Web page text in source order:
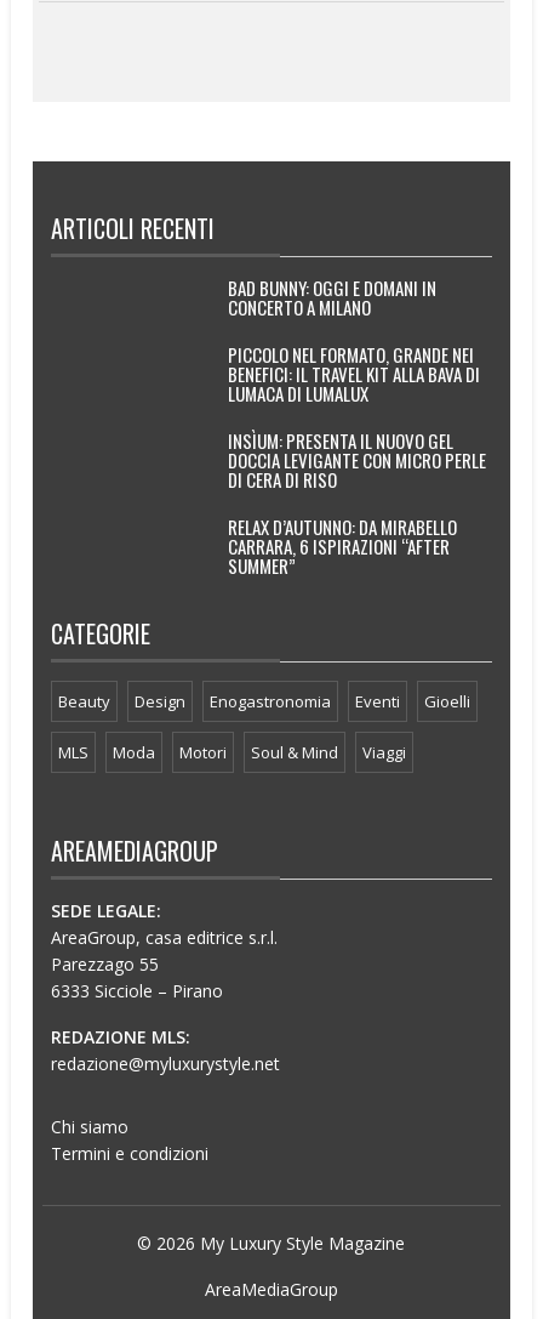
ARTICOLI RECENTI
BAD BUNNY: OGGI E DOMANI IN
CONCERTO A MILANO
PICCOLO NEL FORMATO, GRANDE NEI
BENEFICI: IL TRAVEL KIT ALLA BAVA DI
LUMACA DI LUMALUX
INSÌUM: PRESENTA IL NUOVO GEL
DOCCIA LEVIGANTE CON MICRO PERLE
DI CERA DI RISO
RELAX D’AUTUNNO: DA MIRABELLO
CARRARA, 6 ISPIRAZIONI “AFTER
SUMMER”
CATEGORIE
Beauty Design Enogastronomia Eventi Gioelli
MLS Moda Motori Soul & Mind Viaggi
AREAMEDIAGROUP
SEDE LEGALE:
AreaGroup, casa editrice s.r.l.
Parezzago 55
6333 Sicciole – Pirano
REDAZIONE MLS:
redazione@myluxurystyle.net
Chi siamo
Termini e condizioni
© 2026 My Luxury Style Magazine
AreaMediaGroup